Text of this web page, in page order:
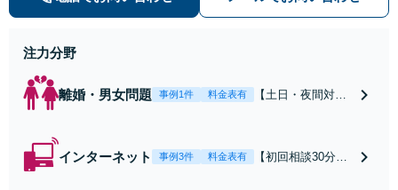
早期対応で駆けつけサポート【労
注力分野
離婚・男女問題 事例1件 料金表有
【土日・夜間対応
れたら、サインす
インターネット 事例3件 料金表有
【初回相談30分無